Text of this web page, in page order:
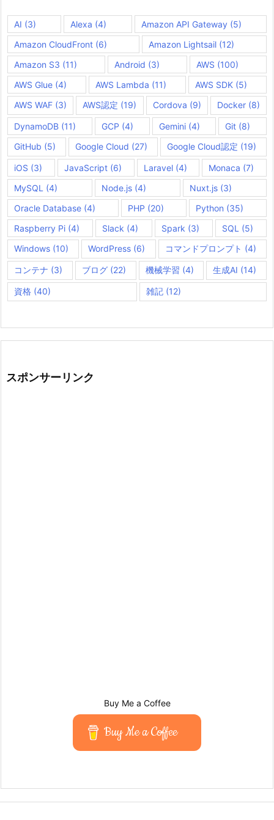
AI (3) Alexa (4) Amazon API Gateway (5)
Amazon CloudFront (6) Amazon Lightsail (12)
Amazon S3 (11) Android (3) AWS (100)
AWS Glue (4) AWS Lambda (11) AWS SDK (5)
AWS WAF (3) AWS認定 (19) Cordova (9) Docker(8)
DynamoDB (11) GCP (4) Gemini(4) Git (8)
GitHub (5) Google Cloud (27) Google Cloud認定 (19)
iOS (3) JavaScript(6) Laravel(4) Monaca (7)
MySQL (4) Node.js(4) Nuxt.js (3)
Oracle Database (4) PHP (20) Python (35)
Raspberry Pi (4) Slack (4) Spark (3) SQL (5)
Windows (10) WordPress (6) コマンドプロンプト (4)
コンテナ (3) ブログ(22) 機械学習 (4) 生成AI (14)
資格 (40) 雑記(12)
スポンサーリンク
Buy Me a Coffee
Buy Me a Coffee